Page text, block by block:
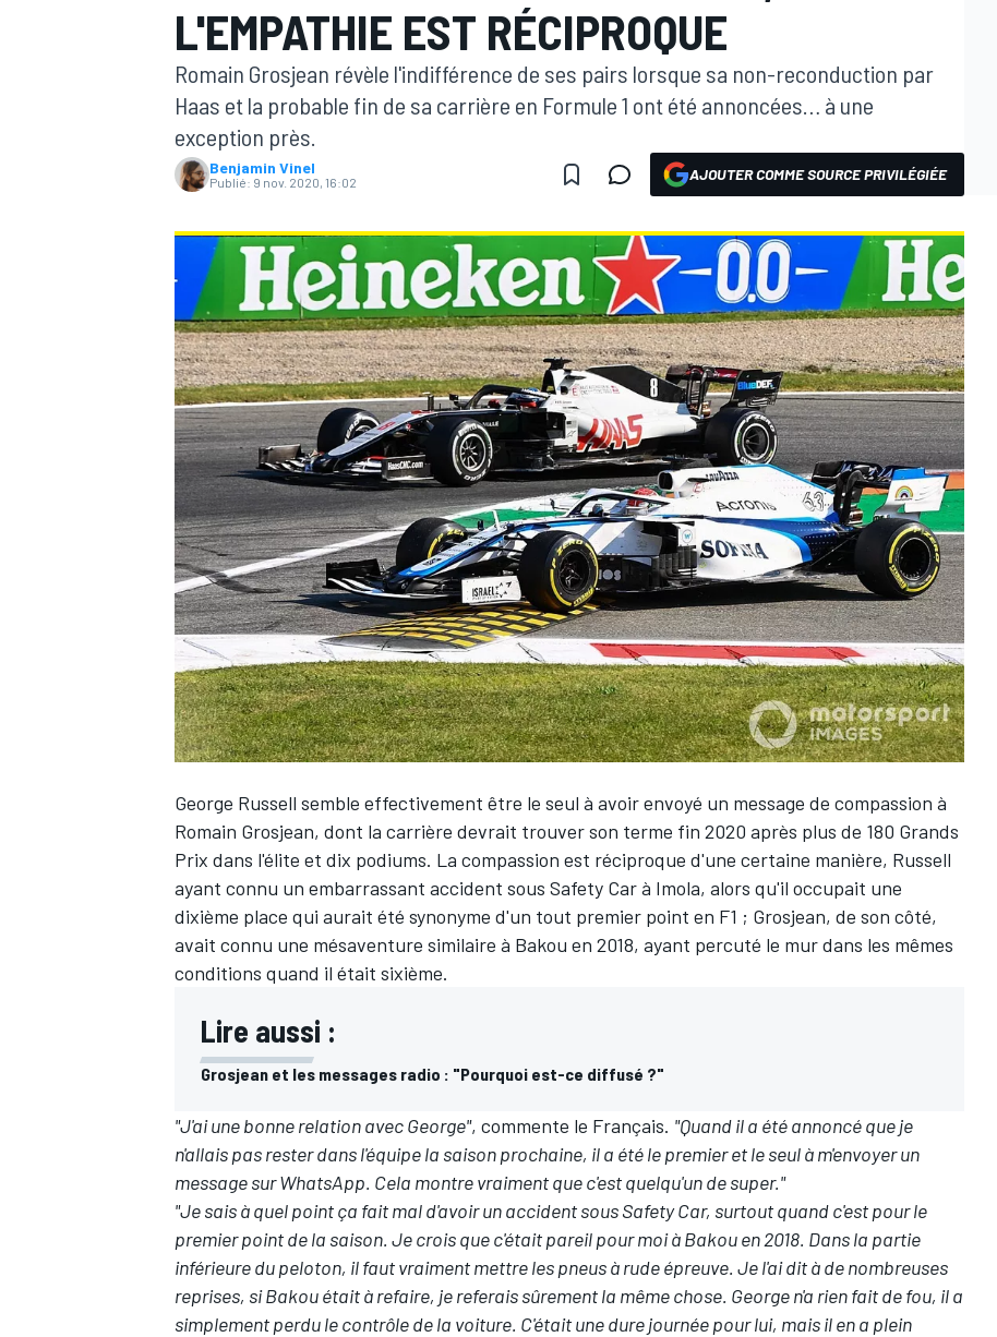
MOTOGP
WRC
WEC
L'EMPATHIE EST RÉCIPROQUE
Romain Grosjean révèle l'indifférence de ses pairs lorsque sa non-reconduction par
Haas et la probable fin de sa carrière en Formule 1 ont été annoncées… à une
exception près.
Benjamin Vinel
Publié: 9 nov. 2020, 16:02 AJOUTER COMME SOURCE PRIVILÉGIÉE
George Russell semble effectivement être le seul à avoir envoyé un message de compassion à
Romain Grosjean, dont la carrière devrait trouver son terme fin 2020 après plus de 180 Grands
Prix dans l'élite et dix podiums. La compassion est réciproque d'une certaine manière, Russell
ayant connu un embarrassant accident sous Safety Car à Imola, alors qu'il occupait une
dixième place qui aurait été synonyme d'un tout premier point en F1 ; Grosjean, de son côté,
avait connu une mésaventure similaire à Bakou en 2018, ayant percuté le mur dans les mêmes
conditions quand il était sixième.
Lire aussi :
Grosjean et les messages radio : "Pourquoi est-ce diffusé ?"
"J'ai une bonne relation avec George", commente le Français. "Quand il a été annoncé que je
n'allais pas rester dans l'équipe la saison prochaine, il a été le premier et le seul à m'envoyer un
message sur WhatsApp. Cela montre vraiment que c'est quelqu'un de super."
"Je sais à quel point ça fait mal d'avoir un accident sous Safety Car, surtout quand c'est pour le
premier point de la saison. Je crois que c'était pareil pour moi à Bakou en 2018. Dans la partie
inférieure du peloton, il faut vraiment mettre les pneus à rude épreuve. Je l'ai dit à de nombreuses
reprises, si Bakou était à refaire, je referais sûrement la même chose. George n'a rien fait de fou, il a
simplement perdu le contrôle de la voiture. C'était une dure journée pour lui, mais il en a plein